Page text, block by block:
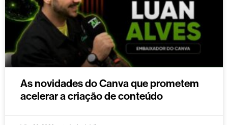
As novidades do Canva que prometem
acelerar a criação de conteúdo